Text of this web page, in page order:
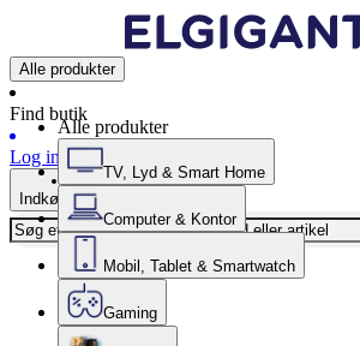
Alle produkter
Find butik
Log ind
Indkøbskurv
Alle produkter
TV, Lyd & Smart Home
Computer & Kontor
Mobil, Tablet & Smartwatch
Gaming